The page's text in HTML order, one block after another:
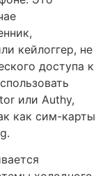
кейлоггер, не
доступа к
или Authy,
как сим-карты